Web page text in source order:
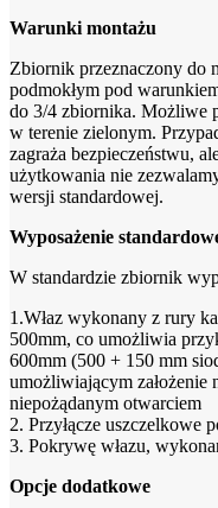
Warunki montażu
Zbiornik przeznaczony do
podmokłym pod
do 3/4 zbiornika. Możliwe
w terenie zielonym.
zagraża bezpieczeństwu,
użytkowania nie
wersji standardowej.
Wyposażenie
W standardzie zbiornik
1.Właz wykonany z rury
500mm, co umożliwia
600mm (500 + 150 mm
umożliwiającym założenie
niepożądanym otwarciem
2. Przyłącze uszczelkowe
3. Pokrywę włazu,
Opcje dodatkowe